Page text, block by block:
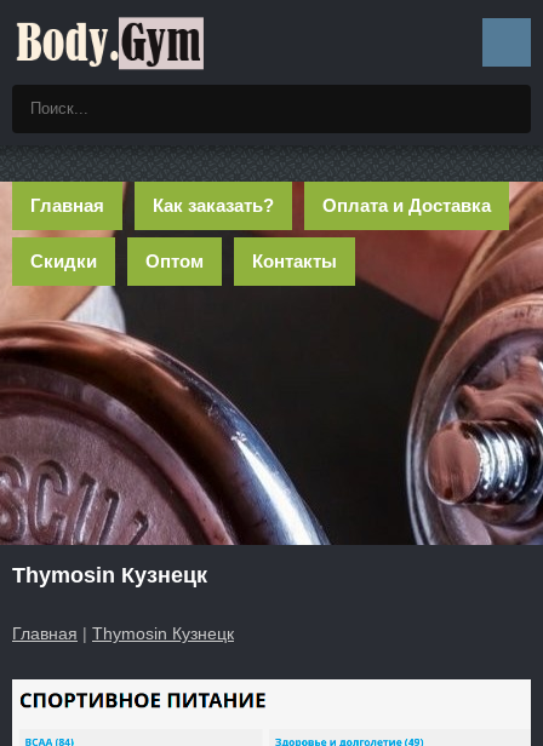
Главная Как заказать? Оплата и Доставка
Скидки Оптом Контакты
Thymosin Кузнецк
Главная | Thymosin Кузнецк